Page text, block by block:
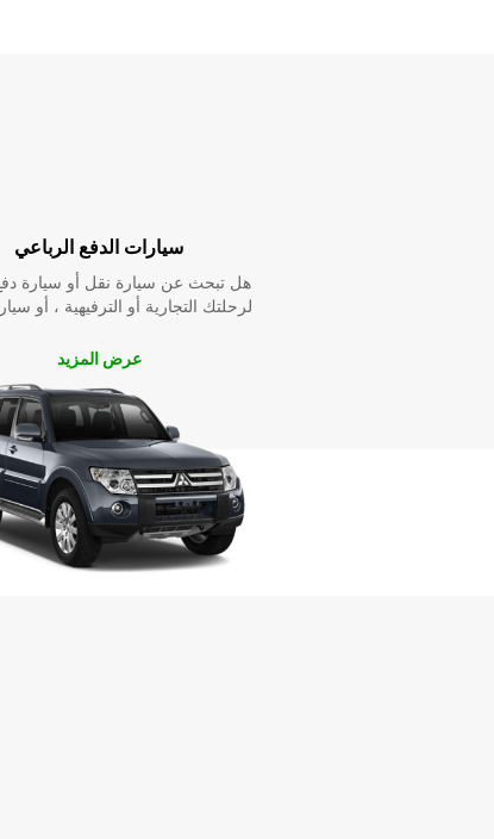
واستمتع برحلتك بأقصى قدر من الراحة والأمان.
سيارات الدفع الرباعي
هل تبحث عن سيارة نقل أو سيارة
لرحلتك التجارية أو الترفيهية ، أو
عرض المزيد